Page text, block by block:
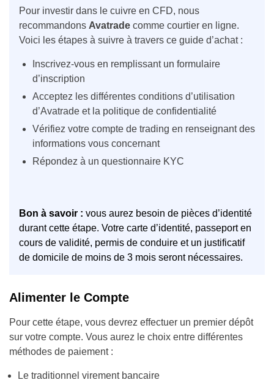
Pour investir dans le cuivre en CFD, nous
recommandons Avatrade comme courtier en ligne.
Voici les étapes à suivre à travers ce guide d’achat :
Inscrivez-vous en remplissant un formulaire
d’inscription
Acceptez les différentes conditions d’utilisation
d’Avatrade et la politique de confidentialité
Vérifiez votre compte de trading en renseignant des
informations vous concernant
Répondez à un questionnaire KYC
Bon à savoir : vous aurez besoin de pièces d’identité
durant cette étape. Votre carte d’identité, passeport en
cours de validité, permis de conduire et un justificatif
de domicile de moins de 3 mois seront nécessaires.
Alimenter le Compte
Pour cette étape, vous devrez effectuer un premier dépôt
sur votre compte. Vous aurez le choix entre différentes
méthodes de paiement :
Le traditionnel virement bancaire